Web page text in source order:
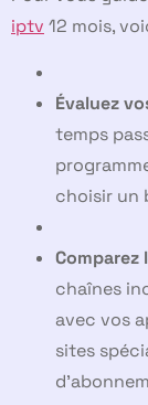
iptv 12 mois,
Évaluez
temps
choisir un
Comparez
chaînes
avec vos
sites